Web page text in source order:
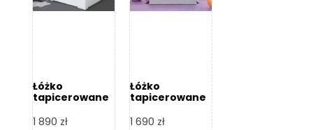
Łóżko
tapicerowane
Design
1 890 zł
Łóżko
tapicerowane
Design
1 690 zł